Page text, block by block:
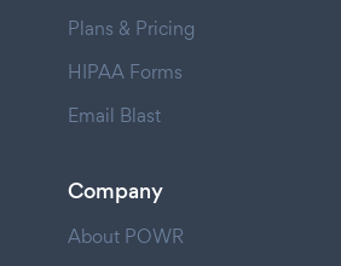
Plans & Pricing
HIPAA Forms
Email Blast
Company
About POWR